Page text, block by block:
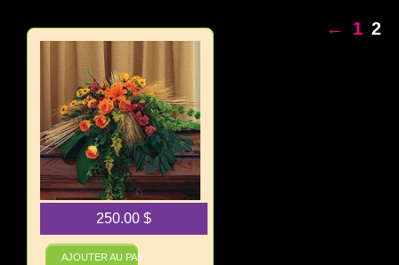
Teintes d’automne
250.00 $
AJOUTER AU PANIER
← 1 2